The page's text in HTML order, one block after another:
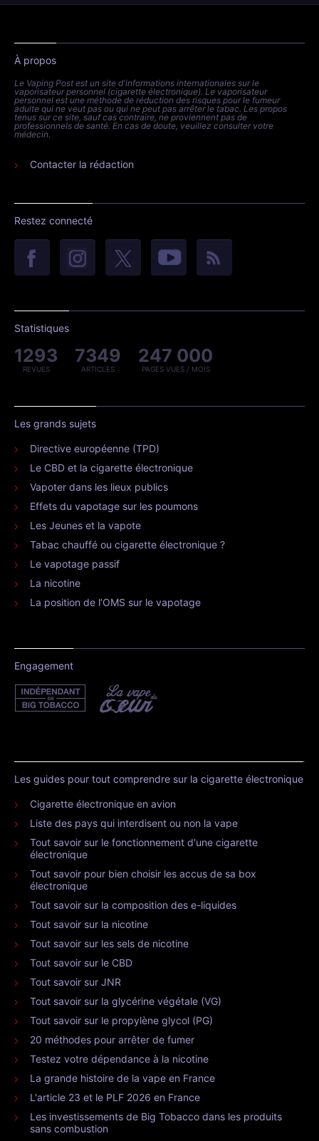
À propos
Le Vaping Post est un site d'informations internationales sur le
vaporisateur personnel (cigarette électronique). Le vaporisateur
personnel est une méthode de réduction des risques pour le fumeur
adulte qui ne veut pas ou qui ne peut pas arrêter le tabac. Les propos
tenus sur ce site, sauf cas contraire, ne proviennent pas de
professionnels de santé. En cas de doute, veuillez consulter votre
médecin.
Contacter la rédaction
Restez connecté
Statistiques
1293
REVUES
7349
ARTICLES
247 000
PAGES VUES / MOIS
Les grands sujets
Directive européenne (TPD)
Le CBD et la cigarette électronique
Vapoter dans les lieux publics
Effets du vapotage sur les poumons
Les Jeunes et la vapote
Tabac chauffé ou cigarette électronique ?
Le vapotage passif
La nicotine
La position de l’OMS sur le vapotage
Engagement
Les guides pour tout comprendre sur la cigarette électronique
Cigarette électronique en avion
Liste des pays qui interdisent ou non la vape
Tout savoir sur le fonctionnement d'une cigarette
électronique
Tout savoir pour bien choisir les accus de sa box
électronique
Tout savoir sur la composition des e-liquides
Tout savoir sur la nicotine
Tout savoir sur les sels de nicotine
Tout savoir sur le CBD
Tout savoir sur JNR
Tout savoir sur la glycérine végétale (VG)
Tout savoir sur le propylène glycol (PG)
20 méthodes pour arrêter de fumer
Testez votre dépendance à la nicotine
La grande histoire de la vape en France
L'article 23 et le PLF 2026 en France
Les investissements de Big Tobacco dans les produits
sans combustion